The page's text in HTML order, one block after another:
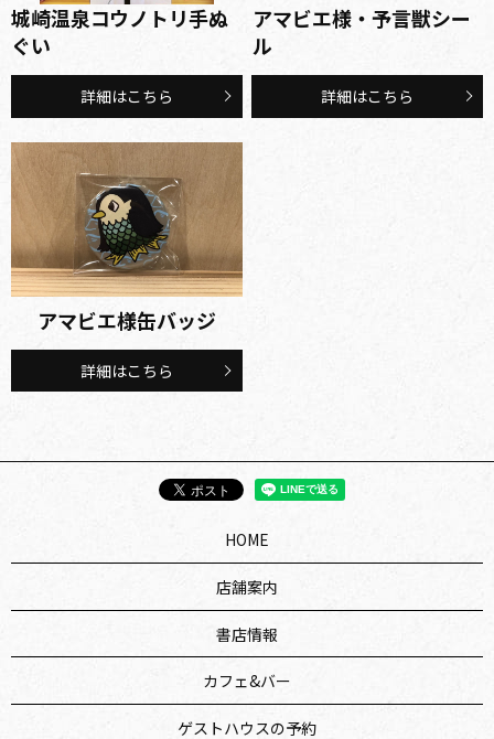
城崎温泉コウノトリ手ぬ
ぐい
詳細はこちら
アマビエ様・予言獣シー
ル
詳細はこちら
アマビエ様缶バッジ
詳細はこちら
HOME
店舗案内
書店情報
カフェ&バー
ゲストハウスの予約